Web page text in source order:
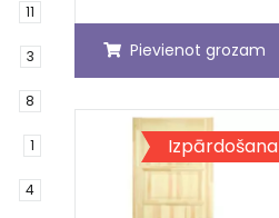
11
3
8
1
4
Pievienot grozam
Izpārdošana